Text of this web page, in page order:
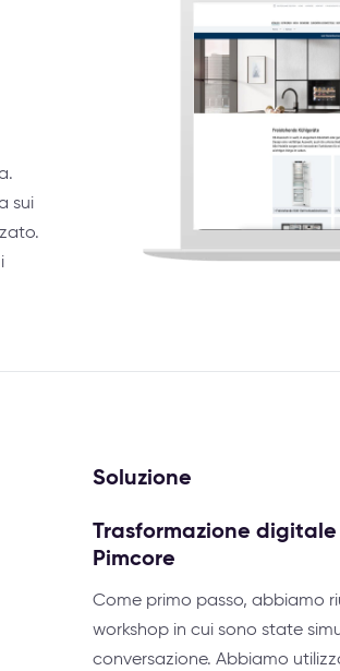
sui
Soluzione
Trasformazione
Pimcore
Come primo passo, abbiamo
workshop in cui sono state
conversazione. Abbiamo